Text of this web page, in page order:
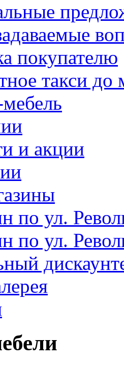
покупателю
такси до
и акции
по ул.
по ул.